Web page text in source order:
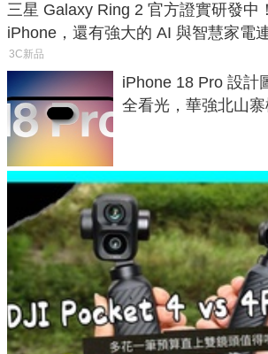
三星 Galaxy Ring 2 官方證實研發中
iPhone，還有強大的 AI 與智慧家電
3C新品
iPhone 18 Pro 設計
全看光，華強北山